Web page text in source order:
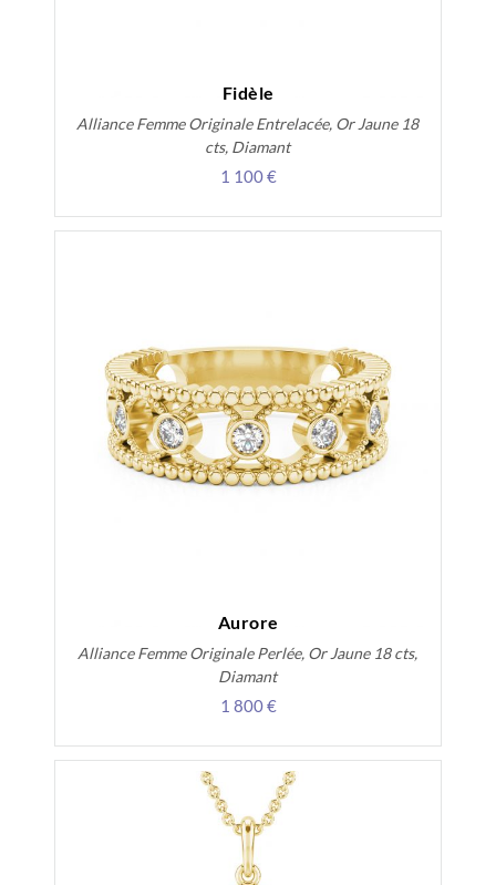
Fidèle
Alliance Femme Originale Entrelacée, Or Jaune 18
cts, Diamant
1 100 €
Aurore
Alliance Femme Originale Perlée, Or Jaune 18 cts,
Diamant
1 800 €